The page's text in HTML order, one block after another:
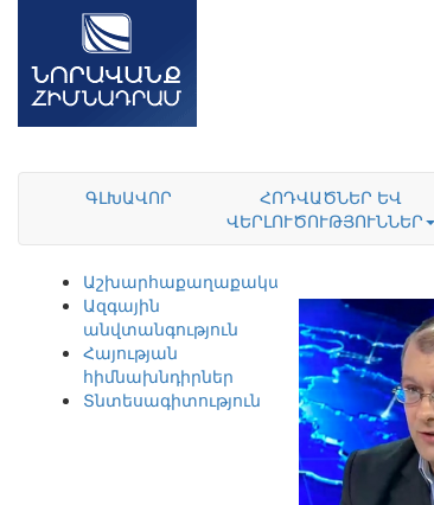
ԳԼԽԱՎՈՐ
ՀՈԴՎԱԾՆԵՐ ԵՎ
ՎԵՐԼՈՒԾՈՒԹՅՈՒՆՆԵՐ
Աշխարհաքաղաքականություն
Ազգային
անվտանգություն
Հայության
հիմնախնդիրներ
Տնտեսագիտություն